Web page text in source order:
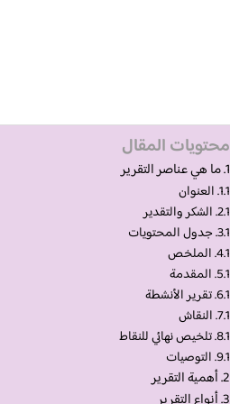
محتويات المقال
ما هي عناصر التقرير
العنوان
الشكر والتقدير
جدول المحتويات
الملخص
المقدمة
تقرير الأنشطة
النقاش
تلخيص نهائي للنقاط
التوصيات
أهمية التقرير